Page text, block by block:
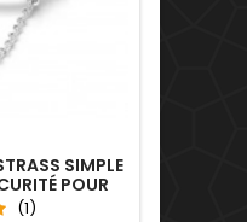
SIMPLE
POUR
(1)